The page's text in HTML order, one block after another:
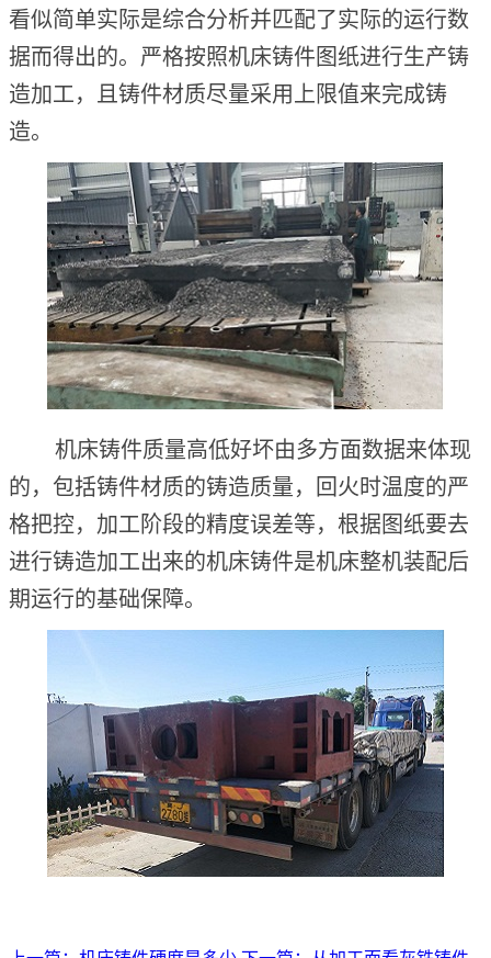
看似简单实际是综合分析并匹配了实际的运行数
据而得出的。严格按照机床铸件图纸进行生产铸
造加工，且铸件材质尽量采用上限值来完成铸
造。
机床铸件质量高低好坏由多方面数据来体现
的，包括铸件材质的铸造质量，回火时温度的严
格把控，加工阶段的精度误差等，根据图纸要去
进行铸造加工出来的机床铸件是机床整机装配后
期运行的基础保障。